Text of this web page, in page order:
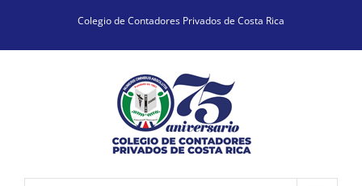
content
Colegio de Contadores Privados de Costa Rica